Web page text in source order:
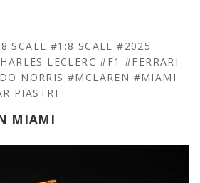
SCALE #1:8 SCALE #2025
LECLERC #F1 #FERRARI
NORRIS #MCLAREN #MIAMI
PIASTRI
MIAMI